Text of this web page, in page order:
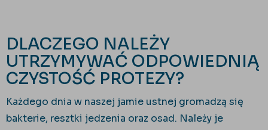
DLACZEGO NALEŻY
UTRZYMYWAĆ ODPOWIEDNIĄ
CZYSTOŚĆ PROTEZY?
Każdego dnia w naszej jamie ustnej gromadzą się
bakterie, resztki jedzenia oraz osad. Należy je